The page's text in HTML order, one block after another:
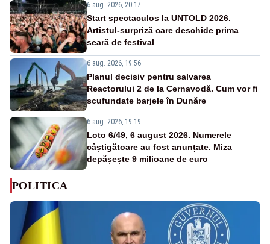
6 aug. 2026, 20:17
Start spectaculos la UNTOLD 2026.
Artistul-surpriză care deschide prima
seară de festival
6 aug. 2026, 19:56
Planul decisiv pentru salvarea
Reactorului 2 de la Cernavodă. Cum vor fi
scufundate barjele în Dunăre
6 aug. 2026, 19:19
Loto 6/49, 6 august 2026. Numerele
câștigătoare au fost anunțate. Miza
depășește 9 milioane de euro
POLITICA